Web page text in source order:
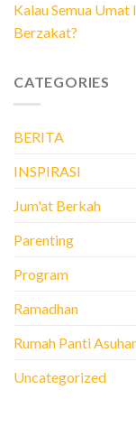
Kalau Semua
Berzakat?
CATEGORIES
BERITA
INSPIRASI
Jum'at Berkah
Parenting
Program
Ramadhan
Rumah Panti
Uncategorized